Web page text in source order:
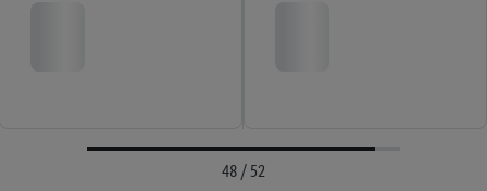
48 / 52